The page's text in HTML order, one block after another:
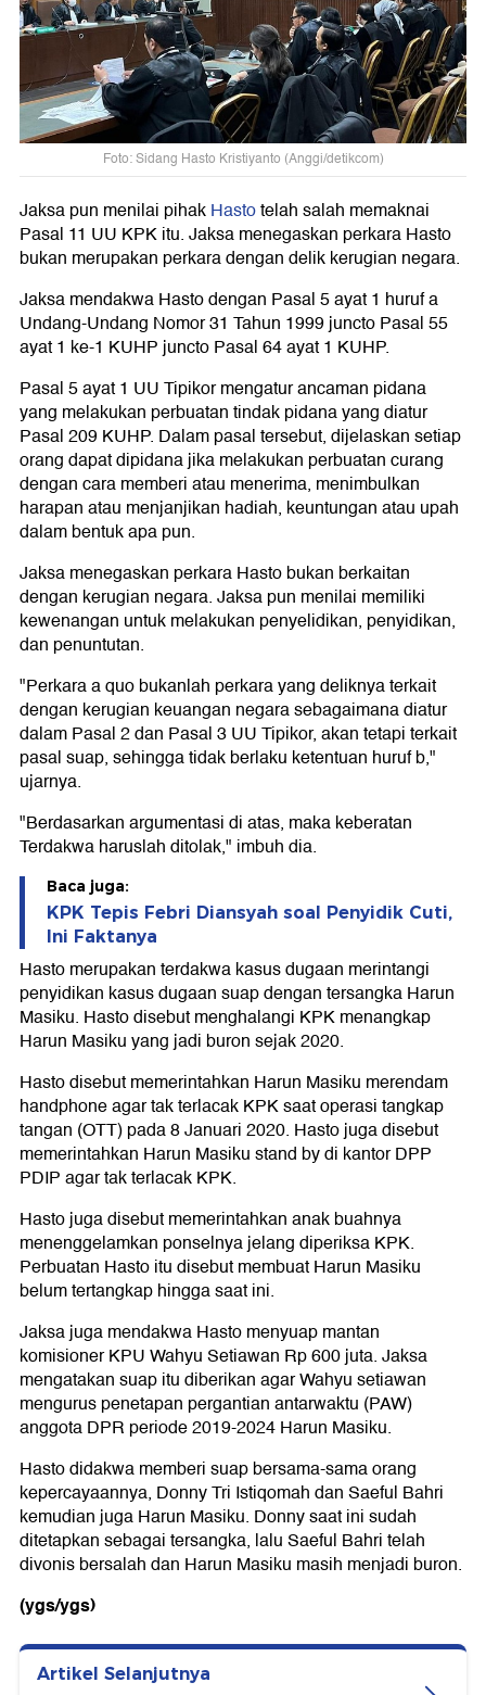
Foto: Sidang Hasto Kristiyanto (Anggi/detikcom)
Jaksa pun menilai pihakHastotelah salah memaknai
Pasal 11 UU KPK itu. Jaksa menegaskan perkara Hasto
bukan merupakan perkara dengan delik kerugian negara.
Jaksa mendakwa Hasto dengan Pasal 5 ayat 1 huruf a
Undang-Undang Nomor 31 Tahun 1999 juncto Pasal 55
ayat 1 ke-1 KUHP juncto Pasal 64 ayat 1 KUHP.
Pasal 5 ayat 1 UU Tipikor mengatur ancaman pidana
yang melakukan perbuatan tindak pidana yang diatur
Pasal 209 KUHP. Dalam pasal tersebut, dijelaskan setiap
orang dapat dipidana jika melakukan perbuatan curang
dengan cara memberi atau menerima, menimbulkan
harapan atau menjanjikan hadiah, keuntungan atau upah
dalam bentuk apa pun.
Jaksa menegaskan perkara Hasto bukan berkaitan
dengan kerugian negara. Jaksa pun menilai memiliki
kewenangan untuk melakukan penyelidikan, penyidikan,
dan penuntutan.
"Perkara a quo bukanlah perkara yang deliknya terkait
dengan kerugian keuangan negara sebagaimana diatur
dalam Pasal 2 dan Pasal 3 UU Tipikor, akan tetapi terkait
pasal suap, sehingga tidak berlaku ketentuan huruf b,"
ujarnya.
"Berdasarkan argumentasi di atas, maka keberatan
Terdakwa haruslah ditolak," imbuh dia.
Baca juga:
KPK Tepis Febri Diansyah soal Penyidik Cuti,
Ini Faktanya
Hasto merupakan terdakwa kasus dugaan merintangi
penyidikan kasus dugaan suap dengan tersangka Harun
Masiku. Hasto disebut menghalangi KPK menangkap
Harun Masiku yang jadi buron sejak 2020.
Hasto disebut memerintahkan Harun Masiku merendam
handphone agar tak terlacak KPK saat operasi tangkap
tangan (OTT) pada 8 Januari 2020. Hasto juga disebut
memerintahkan Harun Masiku stand by di kantor DPP
PDIP agar tak terlacak KPK.
Hasto juga disebut memerintahkan anak buahnya
menenggelamkan ponselnya jelang diperiksa KPK.
Perbuatan Hasto itu disebut membuat Harun Masiku
belum tertangkap hingga saat ini.
Jaksa juga mendakwa Hasto menyuap mantan
komisioner KPU Wahyu Setiawan Rp 600 juta. Jaksa
mengatakan suap itu diberikan agar Wahyu setiawan
mengurus penetapan pergantian antarwaktu (PAW)
anggota DPR periode 2019-2024 Harun Masiku.
Hasto didakwa memberi suap bersama-sama orang
kepercayaannya, Donny Tri Istiqomah dan Saeful Bahri
kemudian juga Harun Masiku. Donny saat ini sudah
ditetapkan sebagai tersangka, lalu Saeful Bahri telah
divonis bersalah dan Harun Masiku masih menjadi buron.
(ygs/ygs)
Artikel Selanjutnya